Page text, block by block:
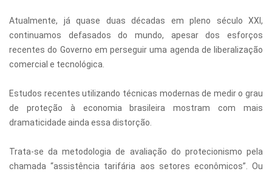
Atualmente, já quase duas décadas em pleno século XXI,
continuamos defasados do mundo, apesar dos esforços
recentes do Governo em perseguir uma agenda de liberalização
comercial e tecnológica.
Estudos recentes utilizando técnicas modernas de medir o grau
de proteção à economia brasileira mostram com mais
dramaticidade ainda essa distorção.
Trata-se da metodologia de avaliação do protecionismo pela
chamada “assistência tarifária aos setores econômicos”. Ou